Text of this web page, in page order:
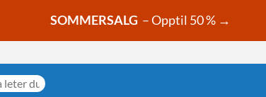
SOMMERSALG – Opptil 50 % →